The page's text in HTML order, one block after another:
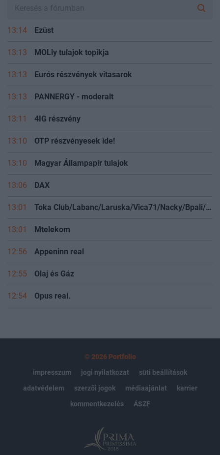
13:14 Ezüst
13:13 MOLly tulajok topikja
13:13 Eurós részvények vitasarok
13:13 PANNERGY - moderalt
13:11 4IG részvény
13:10 OTP részvényesek ide!
13:10 Magyar Állampapír tulajok
13:06 DAX
13:01 Toka Club/Labanc/Laruska/Vica71/Nacky/Bpali/Oldrider/Josefernando/Mcbull/Kawaszabi
13:01 Mtelekom
12:56 Appeninn real
12:55 Olaj és Gáz
12:54 Opus real.
© 2026 Portfolio
impresszum
jogi nyilatkozat
süti beállítások
adatvédelem
szerzői jogok médiaajánlat
karrier
kommentkezelés
ÁSZF